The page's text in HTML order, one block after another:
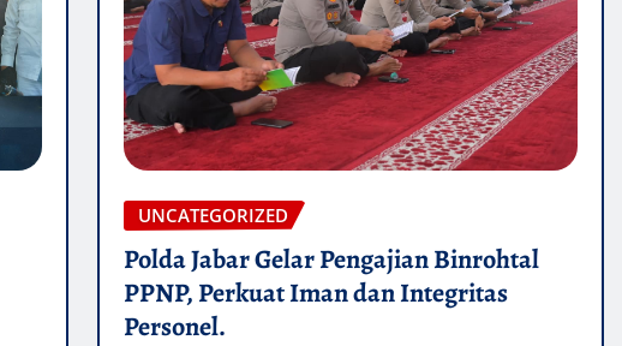
UNCATEGORIZED
Polda Jabar Gelar Pengajian Binrohtal
PPNP, Perkuat Iman dan Integritas
Personel.